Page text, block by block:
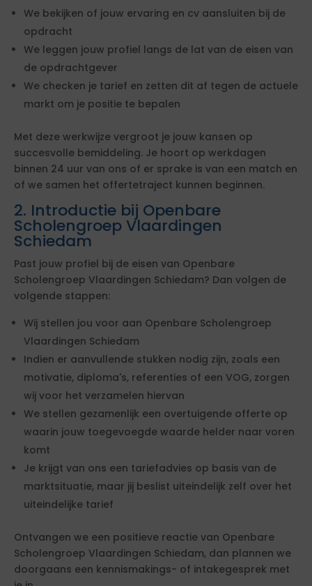
We bekijken of jouw ervaring en cv aansluiten bij de
opdracht
We leggen jouw profiel langs de lat van de eisen van
de opdrachtgever
We checken je tarief en zetten dit af tegen de actuele
markt om je positie te bepalen
Met deze werkwijze vergroot je jouw kansen op
succesvolle bemiddeling. Je hoort op werkdagen
binnen 24 uur van ons of er sprake is van een match en
of we samen het offertetraject kunnen beginnen.
2. Introductie bij Openbare
Scholengroep Vlaardingen
Schiedam
Past jouw profiel bij de eisen van Openbare
Scholengroep Vlaardingen Schiedam? Dan volgen de
volgende stappen:
Wij stellen jou voor aan Openbare Scholengroep
Vlaardingen Schiedam
Indien er aanvullende stukken nodig zijn, zoals een
motivatie, diploma's, referenties of een VOG, zorgen
wij voor het verzamelen hiervan
We stellen gezamenlijk een overtuigende offerte op
waarin jouw toegevoegde waarde helder naar voren
komt
Je krijgt van ons een tariefadvies op basis van de
marktsituatie, maar jij beslist uiteindelijk zelf over het
uiteindelijke tarief
Ontvangen we een positieve reactie van Openbare
Scholengroep Vlaardingen Schiedam, dan plannen we
doorgaans een kennismakings- of intakegesprek met